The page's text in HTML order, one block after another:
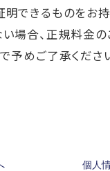
できるものをお持
場合、正規料金
予めご了承くださ
個人